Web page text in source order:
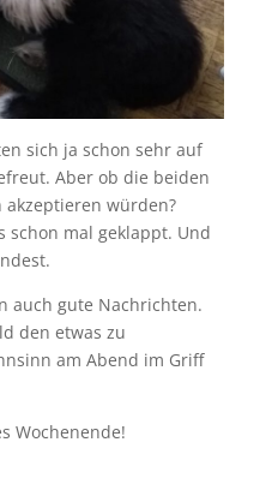
sich ja schon sehr auf
Aber ob die beiden
würden?
schon mal geklappt. Und
auch gute Nachrichten.
den etwas zu
am Abend im Griff
Wochenende!